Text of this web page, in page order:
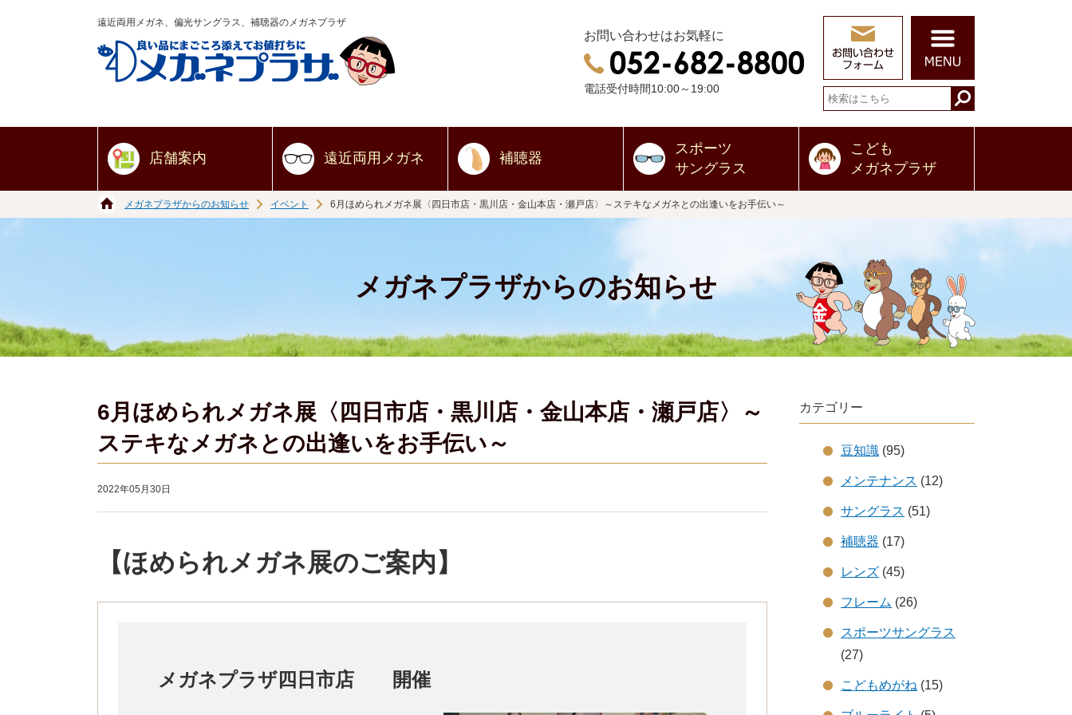
遠近両用メガネ、偏光サングラス、補聴器のメガネプラザ
お問い合わせはお気軽に
電話受付時間10:00～19:00
店舗案内 遠近両用 メガネ 補聴器
スポーツ
サングラス
こども
メガネプラザ
メガネプラザからのお知らせ イベント 6月ほめられメガネ展〈四日市店・黒川店・金山本店・瀬戸店〉～ステキなメガネとの出逢いをお手伝い～
メガネプラザからのお知らせ
6月ほめられメガネ展〈四日市店・黒川店・金山本店・瀬戸店〉～
ステキなメガネとの出逢いをお手伝い～
2022年05月30日
【ほめられメガネ展のご案内】
メガネプラザ四日市店 開催
カテゴリー
豆知識 (95)
メンテナンス (12)
サングラス (51)
補聴器 (17)
レンズ (45)
フレーム (26)
スポーツサングラス
(27)
こどもめがね (15)